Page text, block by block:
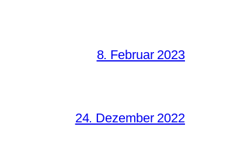
8. Februar 2023
24. Dezember 2022